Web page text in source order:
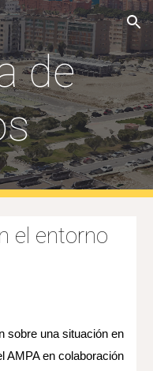
Skip to navigation
de
el entorno
sobre una situación en
AMPA en colaboración